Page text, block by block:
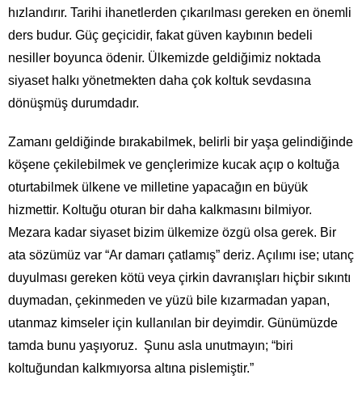
hızlandırır. Tarihi ihanetlerden çıkarılması gereken en önemli
ders budur. Güç geçicidir, fakat güven kaybının bedeli
nesiller boyunca ödenir. Ülkemizde geldiğimiz noktada
siyaset halkı yönetmekten daha çok koltuk sevdasına
dönüşmüş durumdadır.
Zamanı geldiğinde bırakabilmek, belirli bir yaşa gelindiğinde
köşene çekilebilmek ve gençlerimize kucak açıp o koltuğa
oturtabilmek ülkene ve milletine yapacağın en büyük
hizmettir. Koltuğu oturan bir daha kalkmasını bilmiyor.
Mezara kadar siyaset bizim ülkemize özgü olsa gerek. Bir
ata sözümüz var “Ar damarı çatlamış” deriz. Açılımı ise; utanç
duyulması gereken kötü veya çirkin davranışları hiçbir sıkıntı
duymadan, çekinmeden ve yüzü bile kızarmadan yapan,
utanmaz kimseler için kullanılan bir deyimdir. Günümüzde
tamda bunu yaşıyoruz. Şunu asla unutmayın; “biri
koltuğundan kalkmıyorsa altına pislemiştir.”